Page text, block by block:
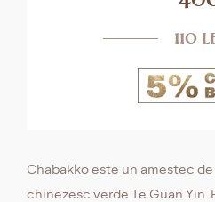
110
Chabakko este un amestec
chinezesc verde Te Guan